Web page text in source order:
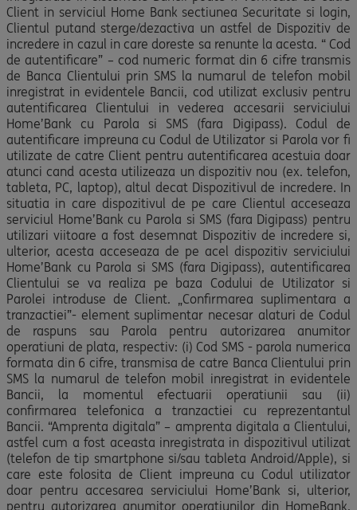
Client in serviciul Home Bank sectiunea Securitate si login,
Clientul putand sterge/dezactiva un astfel de Dispozitiv de
incredere in cazul in care doreste sa renunte la acesta. “ Cod
de autentificare” – cod numeric format din 6 cifre transmis
de Banca Clientului prin SMS la numarul de telefon mobil
inregistrat in evidentele Bancii, cod utilizat exclusiv pentru
autentificarea Clientului in vederea accesarii serviciului
Home’Bank cu Parola si SMS (fara Digipass). Codul de
autentificare impreuna cu Codul de Utilizator si Parola vor fi
utilizate de catre Client pentru autentificarea acestuia doar
atunci cand acesta utilizeaza un dispozitiv nou (ex. telefon,
tableta, PC, laptop), altul decat Dispozitivul de incredere. In
situatia in care dispozitivul de pe care Clientul acceseaza
serviciul Home’Bank cu Parola si SMS (fara Digipass) pentru
utilizari viitoare a fost desemnat Dispozitiv de incredere si,
ulterior, acesta acceseaza de pe acel dispozitiv serviciului
Home’Bank cu Parola si SMS (fara Digipass), autentificarea
Clientului se va realiza pe baza Codului de Utilizator si
Parolei introduse de Client. „Confirmarea suplimentara a
tranzactiei”- element suplimentar necesar alaturi de Codul
de raspuns sau Parola pentru autorizarea anumitor
operatiuni de plata, respectiv: (i) Cod SMS - parola numerica
formata din 6 cifre, transmisa de catre Banca Clientului prin
SMS la numarul de telefon mobil inregistrat in evidentele
Bancii, la momentul efectuarii operatiunii sau (ii)
confirmarea telefonica a tranzactiei cu reprezentantul
Bancii. “Amprenta digitala” – amprenta digitala a Clientului,
astfel cum a fost aceasta inregistrata in dispozitivul utilizat
(telefon de tip smartphone si/sau tableta Android/Apple), si
care este folosita de Client impreuna cu Codul utilizator
doar pentru accesarea serviciului Home’Bank si, ulterior,
pentru autorizarea anumitor operatiunilor din HomeBank.